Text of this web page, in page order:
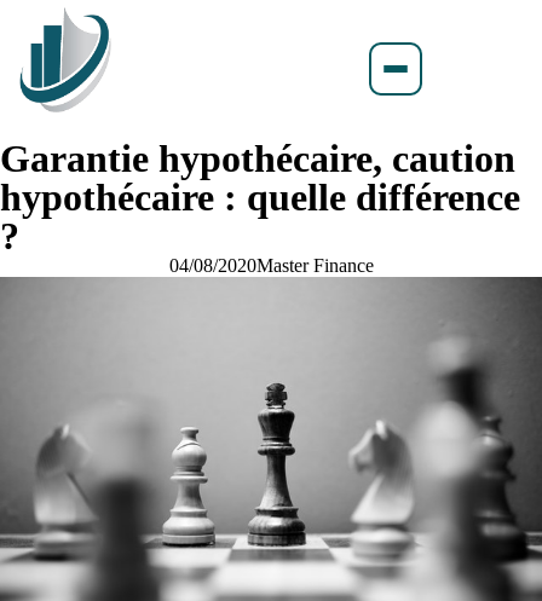
Garantie hypothécaire, caution
hypothécaire : quelle différence
?
04/08/2020Master Finance